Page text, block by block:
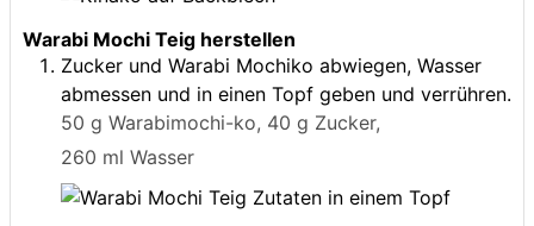
Warabi Mochi Teig herstellen
Zucker und Warabi Mochiko abwiegen, Wasser
abmessen und in einen Topf geben und verrühren.
50 g Warabimochi-ko, 40 g Zucker,
260 ml Wasser